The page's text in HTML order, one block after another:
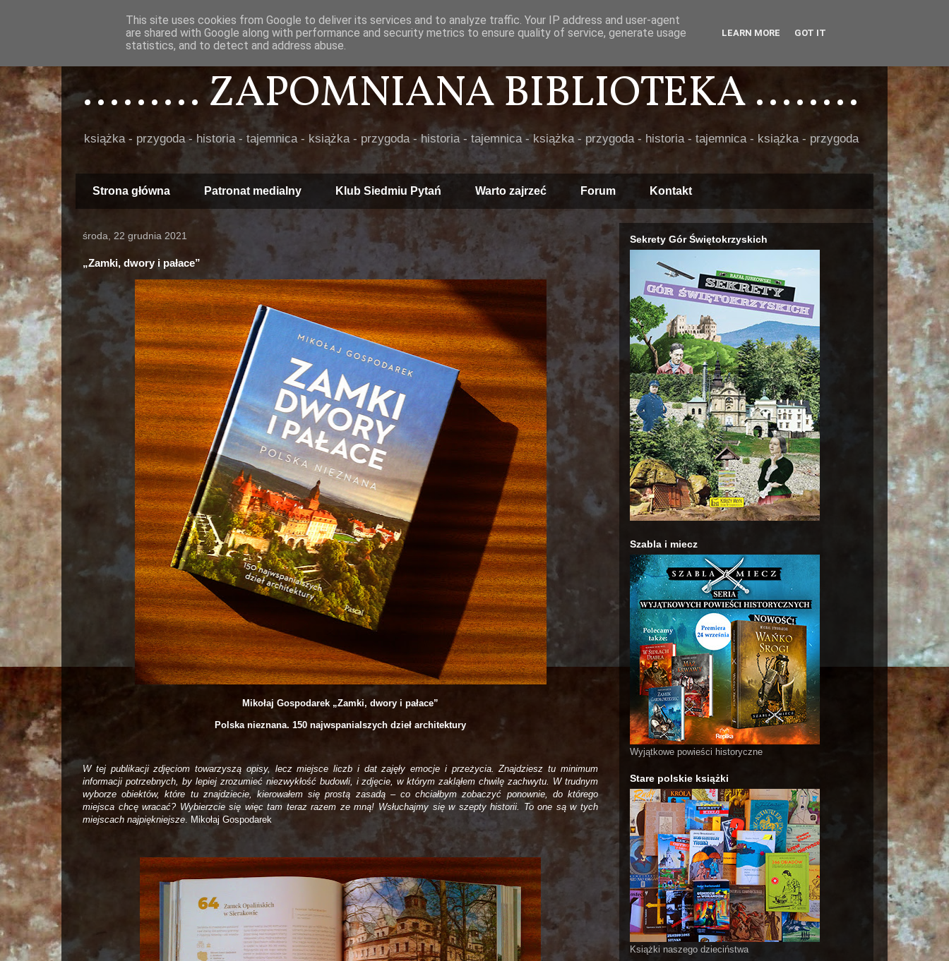
......... ZAPOMNIANA BIBLIOTEKA ........
książka - przygoda - historia - tajemnica - książka - przygoda - historia - tajemnica - książka - przygoda - historia - tajemnica - książka - przygoda
Strona główna Patronat medialny Klub Siedmiu Pytań Warto zajrzeć Forum Kontakt
środa, 22 grudnia 2021
„Zamki, dwory i pałace”
Mikołaj Gospodarek „Zamki, dwory i pałace”
Polska nieznana. 150 najwspanialszych dzieł architektury
W tej publikacji zdjęciom towarzyszą opisy, lecz miejsce liczb i dat zajęły emocje i przeżycia. Znajdziesz tu minimum
informacji potrzebnych, by lepiej zrozumieć niezwykłość budowli, i zdjęcie, w którym zakląłem chwilę zachwytu. W trudnym
wyborze obiektów, które tu znajdziecie, kierowałem się prostą zasadą – co chciałbym zobaczyć ponownie, do którego
miejsca chcę wracać? Wybierzcie się więc tam teraz razem ze mną! Wsłuchajmy się w szepty historii. To one są w tych
miejscach najpiękniejsze. Mikołaj Gospodarek
Sekrety Gór Świętokrzyskich
Szabla i miecz
Wyjątkowe powieści historyczne
Stare polskie książki
Książki naszego dzieciństwa
This site uses cookies from Google to deliver its services and to analyze traffic. Your IP address and user-agent
are shared with Google along with performance and security metrics to ensure quality of service, generate usage
statistics, and to detect and address abuse.
LEARN MORE GOT IT